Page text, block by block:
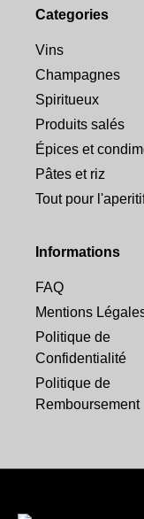
Categories
Vins
Champagnes
Spiritueux
Produits salés
Épices et
Pâtes et riz
Tout pour
Informations
FAQ
Mentions
Politique de
Confidentialité
Politique de
Remboursement